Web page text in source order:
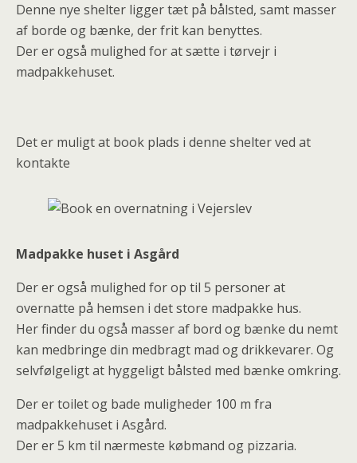
Denne nye shelter ligger tæt på bålsted, samt masser
af borde og bænke, der frit kan benyttes.
Der er også mulighed for at sætte i tørvejr i
madpakkehuset.
Det er muligt at book plads i denne shelter ved at
kontakte
Madpakke huset i Asgård
Der er også mulighed for op til 5 personer at
overnatte på hemsen i det store madpakke hus.
Her finder du også masser af bord og bænke du nemt
kan medbringe din medbragt mad og drikkevarer. Og
selvfølgeligt at hyggeligt bålsted med bænke omkring.
Der er toilet og bade muligheder 100 m fra
madpakkehuset i Asgård.
Der er 5 km til nærmeste købmand og pizzaria.